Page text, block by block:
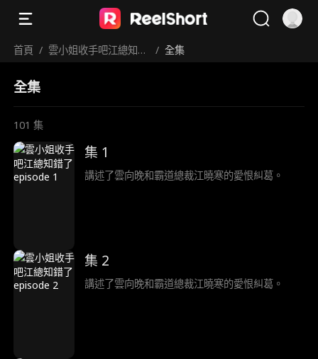
首頁 / 雲小姐收手吧江總知錯
/ 全集
全集
101 集
集 1
講述了雲向晚和霸道總裁江曉寒的愛恨糾葛。
集 2
講述了雲向晚和霸道總裁江曉寒的愛恨糾葛。